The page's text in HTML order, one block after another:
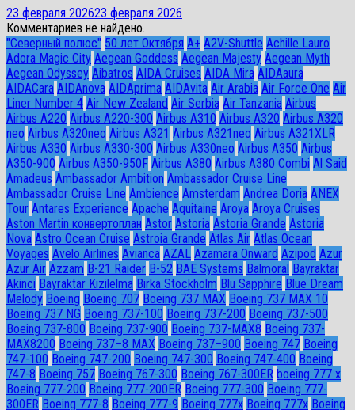
23 февраля 202623 февраля 2026
Комментариев не найдено.
"Северный полюс" 50 лет Октября A+ A2V-Shuttle Achille Lauro
Adora Magic City Aegean Goddess Aegean Majesty Aegean Myth
Aegean Odyssey Aibatros AIDA Cruises AIDA Mira AIDAaura
AIDACara AIDAnova AIDAprima AIDAvita Air Arabia Air Force One Air
Liner Number 4 Air New Zealand Air Serbia Air Tanzania Airbus
Airbus A220 Airbus A220-300 Airbus A310 Airbus A320 Airbus A320
neo Airbus A320neo Airbus A321 Airbus A321neo Airbus A321XLR
Airbus A330 Airbus A330-300 Airbus A330neo Airbus A350 Airbus
A350-900 Airbus A350-950F Airbus A380 Airbus A380 Combi Al Said
Amadeus Ambassador Ambition Ambassador Cruise Line
Ambassador Сruise Line Ambience Amsterdam Andrea Doria ANEX
Tour Antares Experience Apache Aquitaine Aroya Aroya Cruises
Aston Martin конвертоплан Astor Astoria Astoria Grande Astoria
Nova Astro Ocean Cruise Astroia Grande Atlas Air Atlas Ocean
Voyages Avelo Airlines Avianca AZAL Azamara Onward Azipod Azur
Azur Air Azzam B-21 Raider B-52 BAE Systems Balmoral Bayraktar
Akinci Bayraktar Kizilelma Birka Stockholm Blu Sapphire Blue Dream
Melody Boeing Boeing 707 Boeing 737 MAX Boeing 737 MAX 10
Boeing 737 NG Boeing 737-100 Boeing 737-200 Boeing 737-500
Boeing 737-800 Boeing 737-900 Boeing 737-MAX8 Boeing 737-
MAX8200 Boeing 737–8 MAX Boeing 737–900 Boeing 747 Boeing
747-100 Boeing 747-200 Boeing 747-300 Boeing 747-400 Boeing
747-8 Boeing 757 Boeing 767-300 Boeing 767-300ER boeing 777 x
Boeing 777-200 Boeing 777-200ER Boeing 777-300 Boeing 777-
300ER Boeing 777-8 Boeing 777-9 Boeing 777x Boeing 777х Boeing